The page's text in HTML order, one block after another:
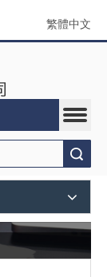
繁體中文